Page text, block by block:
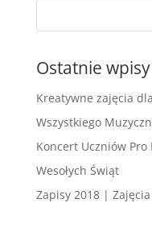
Ostatnie wpisy
Kreatywne zajęcia
Wszystkiego
Koncert Uczniów Pro
Wesołych Świąt
Zapisy 2018 |